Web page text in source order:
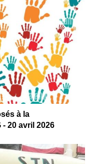
à la
20 avril 2026